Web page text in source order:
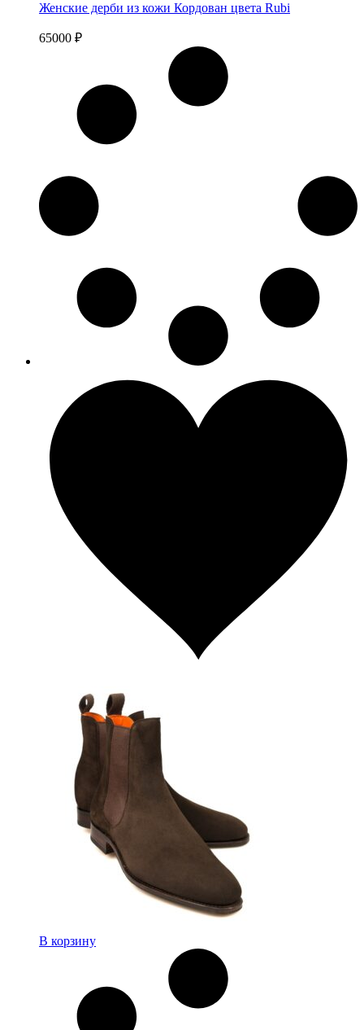
Женские дерби из кожи Кордован цвета Rubi
65000 ₽
В корзину